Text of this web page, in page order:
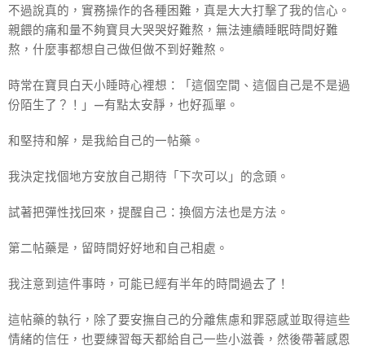
不過說真的，實務操作的各種困難，真是大大打擊了我的信心。
親餵的痛和量不夠寶貝大哭哭好難熬，無法連續睡眠時間好難
熬，什麼事都想自己做但做不到好難熬。
時常在寶貝白天小睡時心裡想：「這個空間、這個自己是不是過
份陌生了？！」—有點太安靜，也好孤單。
和堅持和解，是我給自己的一帖藥。
我決定找個地方安放自己期待「下次可以」的念頭。
試著把彈性找回來，提醒自己：換個方法也是方法。
第二帖藥是，留時間好好地和自己相處。
我注意到這件事時，可能已經有半年的時間過去了！
這帖藥的執行，除了要安撫自己的分離焦慮和罪惡感並取得這些
情緒的信任，也要練習每天都給自己一些小滋養，然後帶著感恩